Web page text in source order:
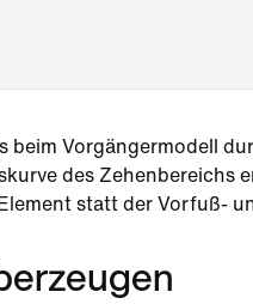
beim Vorgängermodell
des Zehenbereichs
statt der Vorfuß-